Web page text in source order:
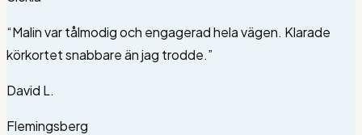
“Malin var tålmodig och engagerad hela vägen. Klarade
körkortet snabbare än jag trodde.”
David L.
Flemingsberg